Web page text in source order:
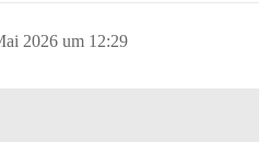
2026 um 12:29